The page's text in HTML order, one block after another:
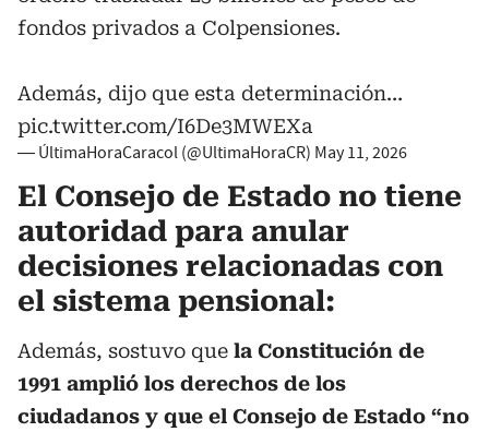
fondos privados a Colpensiones.
Además, dijo que esta determinación…
pic.twitter.com/I6De3MWEXa
— ÚltimaHoraCaracol (@UltimaHoraCR) May 11, 2026
El Consejo de Estado no tiene
autoridad para anular
decisiones relacionadas con
el sistema pensional:
Además, sostuvo que la Constitución de
1991 amplió los derechos de los
ciudadanos y que el Consejo de Estado “no